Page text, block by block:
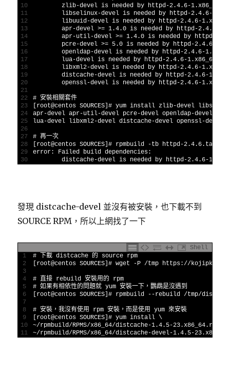
10
11
12
13
14
15
16
17
18
19
20
21
22
23
24
25
26
27
28
29
30
zlib-devel is needed by httpd-2.4.6-1.x86_64
libselinux-devel is needed by httpd-2.4.6-
libuuid-devel is needed by httpd-2.4.6-
apr-devel >= 1.4.0 is needed by httpd-2.4.6
apr-util-devel >= 1.4.0 is needed by httpd
pcre-devel >= 5.0 is needed by httpd-2.4.6
openldap-devel is needed by httpd-2.4.6-
lua-devel is needed by httpd-2.4.6-1.x86_64
libxml2-devel is needed by httpd-2.4.6-
distcache-devel is needed by httpd-2.4.6-
openssl-devel is needed by httpd-2.4.6-
# 安裝相關套件
root@centos SOURCES ]# yum install zlib-devel
apr-devel apr-util-devel pcre-devel openldap-devel
lua-devel libxml2-devel distcache-devel openssl-devel
# 再一次
root@centos SOURCES ]# rpmbuild -tb httpd-
error: Failed build dependencies:
distcache-devel is needed by httpd-2.4.6-
發現 distcache-devel 並沒有被安裝，也下載不到
SOURCE RPM，所以上網找了一下
Shell
1
2
3
4
5
6
7
8
9
10
11
# 下載 distcache 的 source rpm
root@centos SOURCES ]# wget -P /tmp https://
# 直接 rebuild 安裝用的 rpm
# 如果有相依性的問題就 yum 安裝一下，鸚鵡是沒遇到
root@centos SOURCES ]# rpmbuild --rebuild /tmp/
# 安裝，我沒有使用 rpm 安裝，而是使用 yum 來安裝
root@centos SOURCES ]# yum install \
~/rpmbuild/RPMS/x86_64/distcache-1.4.5-23.x86_64.rpm
~/rpmbuild/RPMS/x86_64/distcache-devel-1.4.5-